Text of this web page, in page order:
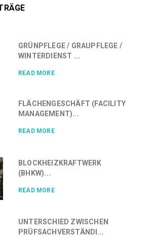
GRÜNPFLEGE / GRAUPFLEGE /
WINTERDIENST ...
READ MORE
FLÄCHENGESCHÄFT (FACILITY
MANAGEMENT)...
READ MORE
BLOCKHEIZKRAFTWERK
(BHKW)...
READ MORE
UNTERSCHIED ZWISCHEN
PRÜFSACHVERSTÄNDI...